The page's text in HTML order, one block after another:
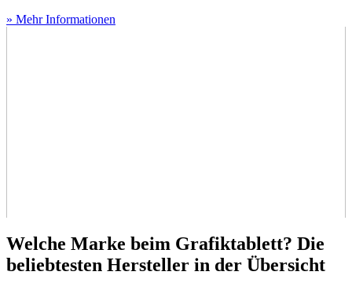
» Mehr Informationen
Welche Marke beim Grafiktablett? Die
beliebtesten Hersteller in der Übersicht